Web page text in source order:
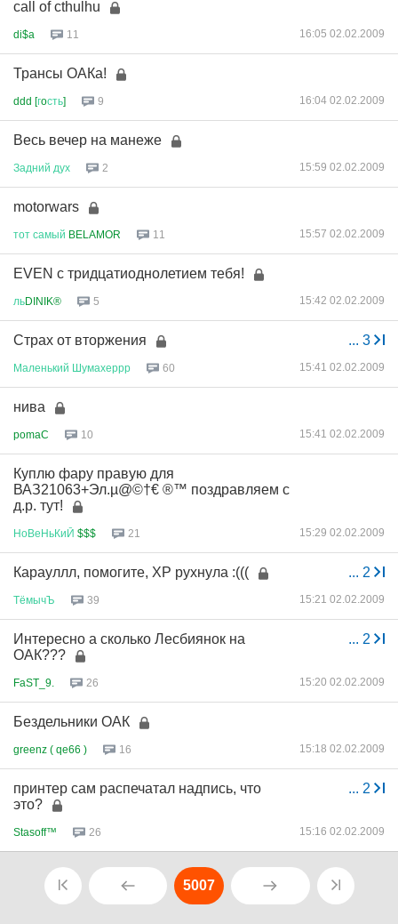
call of cthulhu
di$a 11 16:05 02.02.2009
Трансы ОАКа!
ddd [гoсть] 9 16:04 02.02.2009
Весь вечер на манеже
Задний дух 2 15:59 02.02.2009
motorwars
тот самый BELAMOR 11 15:57 02.02.2009
EVEN c тридцатиоднолетием тебя!
льDINIK® 5 15:42 02.02.2009
... 3
Страх от вторжения
Маленький Шумахеррр 60 15:41 02.02.2009
нива
pomaC 10 15:41 02.02.2009
Куплю фару правую для
ВАЗ21063+Эл.µ@©†€ ®™ поздравляем с
д.р. тут!
НоВеНьКиЙ $$$ 21 15:29 02.02.2009
... 2
Карауллл, помогите, XP рухнула :(((
ТёмычЪ 39 15:21 02.02.2009
... 2
Интересно а сколько Лесбиянок на
ОАК???
FaST_9. 26 15:20 02.02.2009
Бездельники ОАК
greenz ( qe66 ) 16 15:18 02.02.2009
... 2
принтер сам распечатал надпись, что
это?
Stasoff™ 26 15:16 02.02.2009
5007